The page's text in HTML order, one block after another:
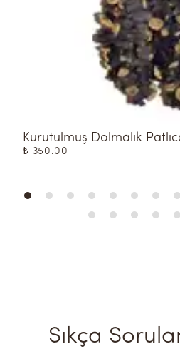
Kurutulmuş Dolmalık
₺ 350.00
Sıkça